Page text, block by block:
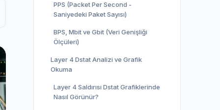
Şifremi Unuttum
PPS (Packet Per Second -
Saniyedeki Paket Sayısı)
BPS, Mbit ve Gbit (Veri Genişliği
Ölçüleri)
Layer 4 Dstat Analizi ve Grafik
Okuma
Layer 4 Saldırısı Dstat Grafiklerinde
Nasıl Görünür?